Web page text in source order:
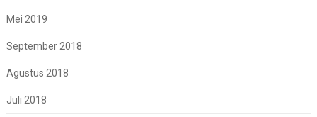
Mei 2019
September 2018
Agustus 2018
Juli 2018